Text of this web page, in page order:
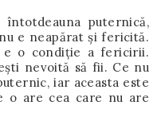
puternică,
e neapărat și fericită.
e o condiție a fericirii.
nevoită să fii. Ce nu
iar aceasta este
o are cea care nu are